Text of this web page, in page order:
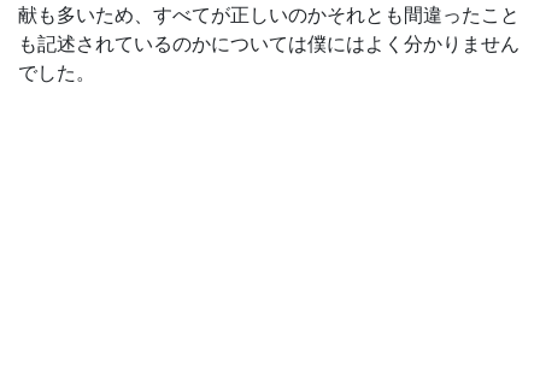
献も多いため、すべてが正しいのかそれとも間違ったこと
も記述されているのかについては僕にはよく分かりません
でした。